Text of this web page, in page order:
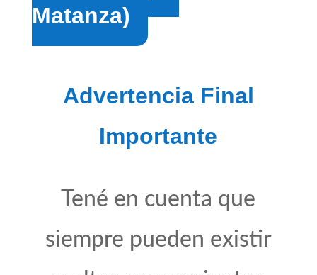
Matanza)
Advertencia Final
Importante
Tené en cuenta que
siempre pueden existir